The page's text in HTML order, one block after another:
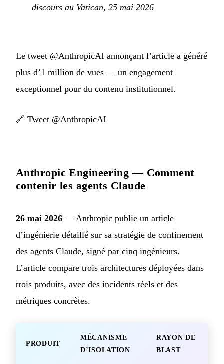
discours au Vatican, 25 mai 2026
Le tweet @AnthropicAI annonçant l’article a généré
plus d’1 million de vues — un engagement
exceptionnel pour du contenu institutionnel.
🔗 Tweet @AnthropicAI
Anthropic Engineering — Comment
contenir les agents Claude
26 mai 2026 — Anthropic publie un article
d’ingénierie détaillé sur sa stratégie de confinement
des agents Claude, signé par cinq ingénieurs.
L’article compare trois architectures déployées dans
trois produits, avec des incidents réels et des
métriques concrètes.
PRODUIT
MÉCANISME
D’ISOLATION
RAYON DE
BLAST